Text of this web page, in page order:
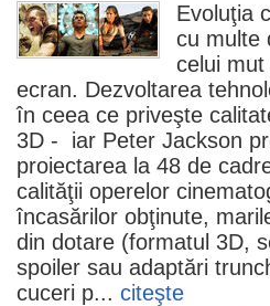
Evoluţia
cu multe
celui
ecran. Dezvoltarea
în ceea ce priveşte
3D - iar Peter Jackson
proiectarea la 48 de
calităţii operelor
încasărilor obţinute,
din dotare (formatul 3D,
spoiler sau adaptări
cuceri p... citeşte